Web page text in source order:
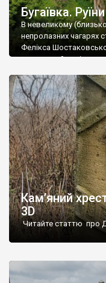
Бугаївка.
В невеликому (близько
непролазних чагарях
Фелікса
радянський період у
століття тут
палацу виїхала
Кам’яний
3D
Читайте статтю про